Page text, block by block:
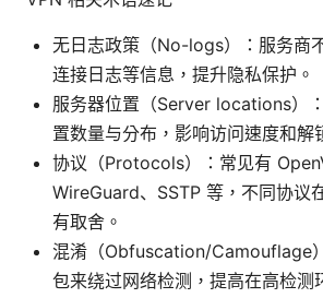
无日志政策（No-logs）：服务商
连接日志等信息，提升隐私保护。
服务器位置（Server locations）
置数量与分布，影响访问速度和解
协议（Protocols）：常见有
WireGuard、SSTP 等，不同协议
有取舍。
混淆（Obfuscation/Camouflage
包来绕过网络检测，提高在高检测